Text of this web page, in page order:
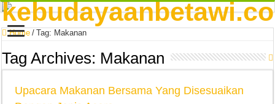
Home / Tag: Makanan
Tag Archives: Makanan
Upacara Makanan Bersama Yang Disesuaikan